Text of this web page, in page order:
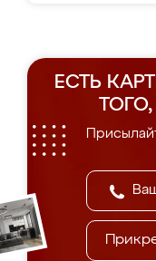
ЕСТЬ